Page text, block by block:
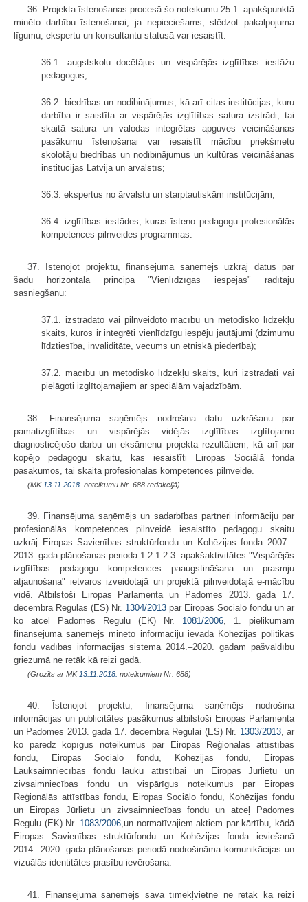
36. Projekta īstenošanas procesā šo noteikumu 25.1. apakšpunktā
minēto darbību īstenošanai, ja nepieciešams, slēdzot pakalpojuma
līgumu, ekspertu un konsultantu statusā var iesaistīt:
36.1. augstskolu docētājus un vispārējās izglītības iestāžu
pedagogus;
36.2. biedrības un nodibinājumus, kā arī citas institūcijas, kuru
darbība ir saistīta ar vispārējās izglītības satura izstrādi, tai
skaitā satura un valodas integrētas apguves veicināšanas
pasākumu īstenošanai var iesaistīt mācību priekšmetu
skolotāju biedrības un nodibinājumus un kultūras veicināšanas
institūcijas Latvijā un ārvalstīs;
36.3. ekspertus no ārvalstu un starptautiskām institūcijām;
36.4. izglītības iestādes, kuras īsteno pedagogu profesionālās
kompetences pilnveides programmas.
37. Īstenojot projektu, finansējuma saņēmējs uzkrāj datus par
šādu horizontālā principa "Vienlīdzīgas iespējas" rādītāju
sasniegšanu:
37.1. izstrādāto vai pilnveidoto mācību un metodisko līdzekļu
skaits, kuros ir integrēti vienlīdzīgu iespēju jautājumi (dzimumu
līdztiesība, invaliditāte, vecums un etniskā piederība);
37.2. mācību un metodisko līdzekļu skaits, kuri izstrādāti vai
pielāgoti izglītojamajiem ar speciālām vajadzībām.
38. Finansējuma saņēmējs nodrošina datu uzkrāšanu par
pamatizglītības un vispārējās vidējās izglītības izglītojamo
diagnosticējošo darbu un eksāmenu projekta rezultātiem, kā arī par
kopējo pedagogu skaitu, kas iesaistīti Eiropas Sociālā fonda
pasākumos, tai skaitā profesionālās kompetences pilnveidē.
(MK 13.11.2018. noteikumu Nr. 688 redakcijā)
39. Finansējuma saņēmējs un sadarbības partneri informāciju par
profesionālās kompetences pilnveidē iesaistīto pedagogu skaitu
uzkrāj Eiropas Savienības struktūrfondu un Kohēzijas fonda 2007.–
2013. gada plānošanas perioda 1.2.1.2.3. apakšaktivitātes "Vispārējās
izglītības pedagogu kompetences paaugstināšana un prasmju
atjaunošana" ietvaros izveidotajā un projektā pilnveidotajā e-mācību
vidē. Atbilstoši Eiropas Parlamenta un Padomes 2013. gada 17.
decembra Regulas (ES) Nr. 1304/2013 par Eiropas Sociālo fondu un ar
ko atceļ Padomes Regulu (EK) Nr. 1081/2006, 1. pielikumam
finansējuma saņēmējs minēto informāciju ievada Kohēzijas politikas
fondu vadības informācijas sistēmā 2014.–2020. gadam pašvaldību
griezumā ne retāk kā reizi gadā.
(Grozīts ar MK 13.11.2018. noteikumiem Nr. 688)
40. Īstenojot projektu, finansējuma saņēmējs nodrošina
informācijas un publicitātes pasākumus atbilstoši Eiropas Parlamenta
un Padomes 2013. gada 17. decembra Regulai (ES) Nr. 1303/2013, ar
ko paredz kopīgus noteikumus par Eiropas Reģionālās attīstības
fondu, Eiropas Sociālo fondu, Kohēzijas fondu, Eiropas
Lauksaimniecības fondu lauku attīstībai un Eiropas Jūrlietu un
zivsaimniecības fondu un vispārīgus noteikumus par Eiropas
Reģionālās attīstības fondu, Eiropas Sociālo fondu, Kohēzijas fondu
un Eiropas Jūrlietu un zivsaimniecības fondu un atceļ Padomes
Regulu (EK) Nr. 1083/2006,un normatīvajiem aktiem par kārtību, kādā
Eiropas Savienības struktūrfondu un Kohēzijas fonda ieviešanā
2014.–2020. gada plānošanas periodā nodrošināma komunikācijas un
vizuālās identitātes prasību ievērošana.
41. Finansējuma saņēmējs savā tīmekļvietnē ne retāk kā reizi